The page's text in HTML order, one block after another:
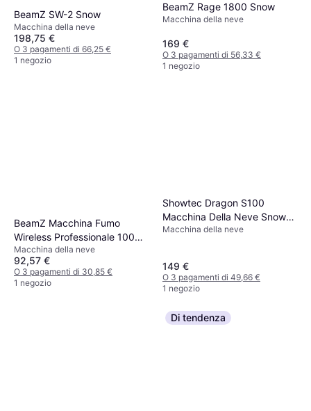
BeamZ SW-2 Snow
Macchina della neve
198,75 €
O 3 pagamenti di 66,25 €
1 negozio
BeamZ Rage 1800 Snow
Macchina della neve
169 €
O 3 pagamenti di 56,33 €
1 negozio
BeamZ Macchina Fumo
Wireless Professionale 1000w
Con 2 Telecomandi Nebbia
Smog
Macchina della neve
92,57 €
O 3 pagamenti di 30,85 €
1 negozio
Showtec Dragon S100
Macchina Della Neve Snow
Machine
Macchina della neve
149 €
O 3 pagamenti di 49,66 €
1 negozio
Di tendenza